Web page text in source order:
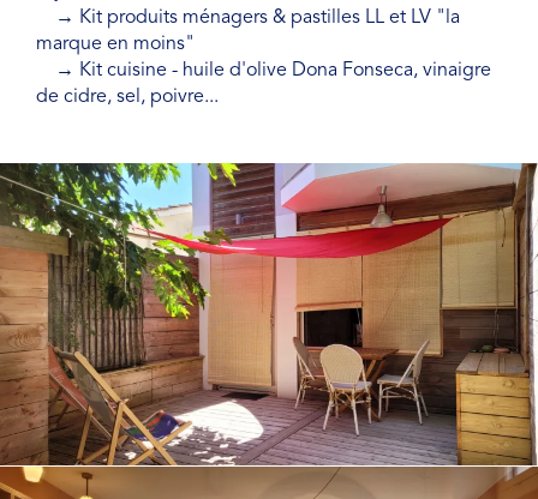
→ Kit produits ménagers & pastilles LL et LV "la
marque en moins"
→ Kit cuisine - huile d'olive Dona Fonseca, vinaigre
de cidre, sel, poivre...